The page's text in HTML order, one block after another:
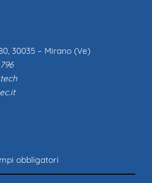
30035 – Mirano (Ve)
obbligatori